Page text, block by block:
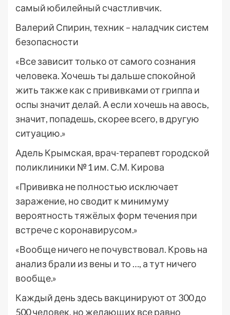
самый юбилейный счастливчик.
Валерий Спирин, техник – наладчик систем
безопасности
«Все зависит только от самого сознания
человека. Хочешь ты дальше спокойной
жить также как с прививками от гриппа и
оспы значит делай. А если хочешь на авось,
значит, попадешь, скорее всего, в другую
ситуацию.»
Адель Крымская, врач-терапевт городской
поликлиники №1 им. С.М. Кирова
«Прививка не полностью исключает
заражение, но сводит к минимуму
вероятность тяжёлых форм течения при
встрече с коронавирусом.»
«Вообще ничего не почувствовал. Кровь на
анализ брали из вены и то …, а тут ничего
вообще.»
Каждый день здесь вакцинируют от 300 до
500 человек, но желающих все равно